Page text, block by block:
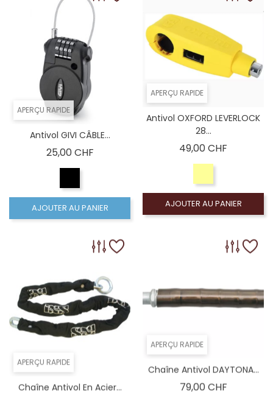
APERÇU RAPIDE
Antivol GIVI CÂBLE...
25,00 CHFPrix
AJOUTER AU PANIER
APERÇU RAPIDE
Antivol OXFORD LEVERLOCK
28...
49,00 CHF
AJOUTER AU PANIER
APERÇU RAPIDE
Chaîne Antivol En Acier...
APERÇU RAPIDE
Chaîne Antivol DAYTONA...
79,00 CHFPrix